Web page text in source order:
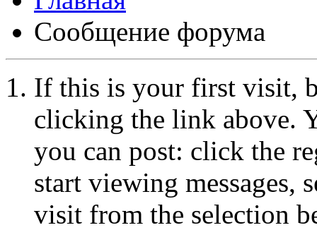
Сообщение форума
If this is your first visit,
clicking the link above.
you can post: click the
start viewing messages,
visit from the selection